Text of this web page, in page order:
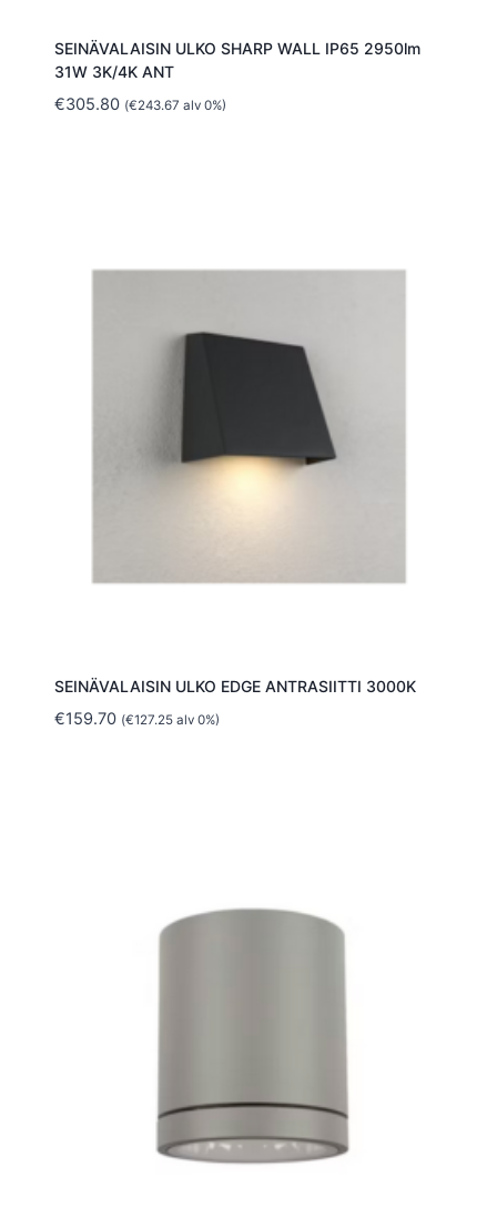
SEINÄVALAISIN ULKO SHARP WALL IP65 2950lm
31W 3K/4K ANT
€305.80 (€243.67 alv 0%)
SEINÄVALAISIN ULKO EDGE ANTRASIITTI 3000K
€159.70 (€127.25alv 0%)